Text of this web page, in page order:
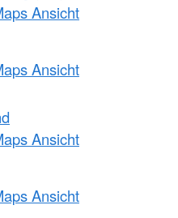
Ansicht
Ansicht
Ansicht
Ansicht